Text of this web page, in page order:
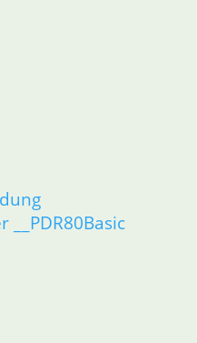
__PDR80Basic
R80 Basic